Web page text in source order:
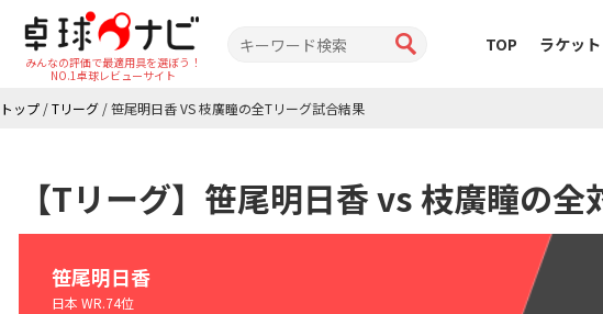
みんなの評価で最適用具を選ぼう！
NO.1卓球レビューサイト
TOP ラケット
トップ /Tリーグ /笹尾明日香 VS 枝廣瞳の全Tリーグ試合結果
【Tリーグ】笹尾明日香 vs 枝廣瞳の全
笹尾明日香
日本 WR.74位